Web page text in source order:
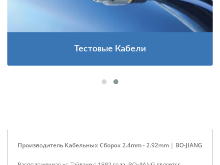
Тестовые Кабели
Производитель Кабельных Сборок 2.4mm - 2.92mm | BO-JIANG